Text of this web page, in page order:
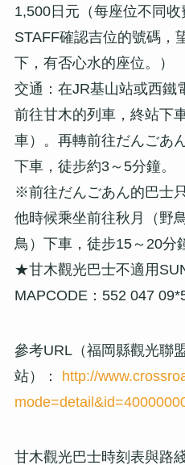
1,500日元（每座位不同
STAFF確認吉位的號碼，
下，有否心水的座位。）
交通：在JR基山站或西鐵
前往甘木的列車，終站下
車）。再轉前往だんごあ
下車，徒步約3～5分鐘。
※前往だんごあん的巴士
他時候乘坐前往秋月（野
鳥）下車，徒步15～20分
★甘木觀光巴士不適用
MAPCODE：552 047
參考URL（福岡縣觀光聯
站）：
http://
甘木觀光巴士時刻表與路